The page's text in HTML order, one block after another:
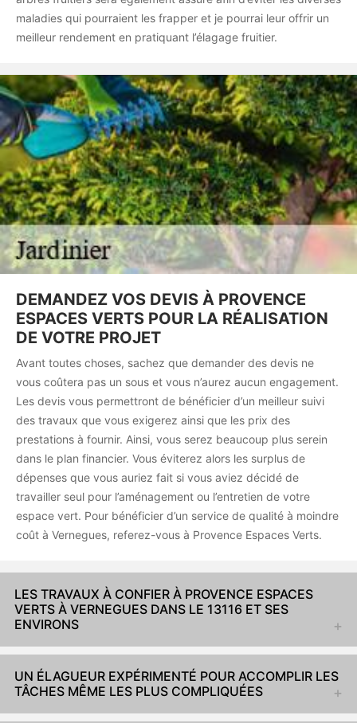
maladies qui pourraient les frapper et je pourrai leur offrir un
meilleur rendement en pratiquant l’élagage fruitier.
DEMANDEZ VOS DEVIS À PROVENCE
ESPACES VERTS POUR LA RÉALISATION
DE VOTRE PROJET
Avant toutes choses, sachez que demander des devis ne
vous coûtera pas un sous et vous n’aurez aucun engagement.
Les devis vous permettront de bénéficier d’un meilleur suivi
des travaux que vous exigerez ainsi que les prix des
prestations à fournir. Ainsi, vous serez beaucoup plus serein
dans le plan financier. Vous éviterez alors les surplus de
dépenses que vous auriez fait si vous aviez décidé de
travailler seul pour l’aménagement ou l’entretien de votre
espace vert. Pour bénéficier d’un service de qualité à moindre
coût à Vernegues, referez-vous à Provence Espaces Verts.
LES TRAVAUX À CONFIER À PROVENCE ESPACES
VERTS À VERNEGUES DANS LE 13116 ET SES
ENVIRONS
UN ÉLAGUEUR EXPÉRIMENTÉ POUR ACCOMPLIR LES
TÂCHES MÊME LES PLUS COMPLIQUÉES